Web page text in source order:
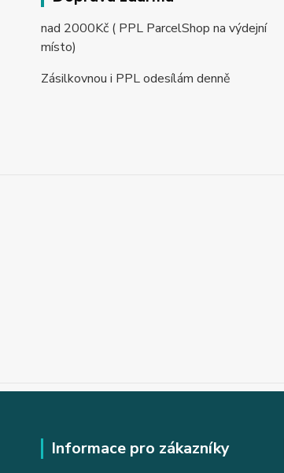
nad 2000Kč ( PPL ParcelShop na výdejní
místo)
Zásilkovnou i PPL odesílám denně
Informace pro zákazníky